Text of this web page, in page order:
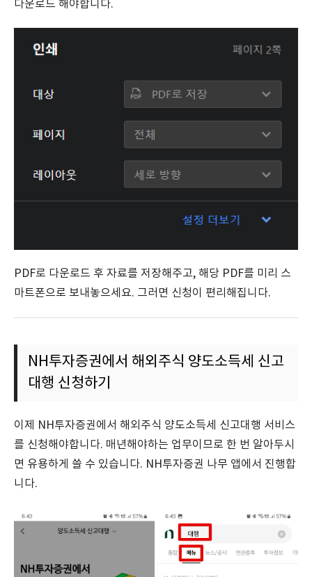
다운로드 해야합니다.
PDF로 다운로드 후 자료를 저장해주고, 해당 PDF를 미리 스
마트폰으로 보내놓으세요. 그러면 신청이 편리해집니다.
NH투자증권에서 해외주식 양도소득세 신고
대행 신청하기
이제 NH투자증권에서 해외주식 양도소득세 신고대행 서비스
를 신청해야합니다. 매년해야하는 업무이므로 한 번 알아두시
면 유용하게 쓸 수 있습니다. NH투자증권 나무 앱에서 진행합
니다.